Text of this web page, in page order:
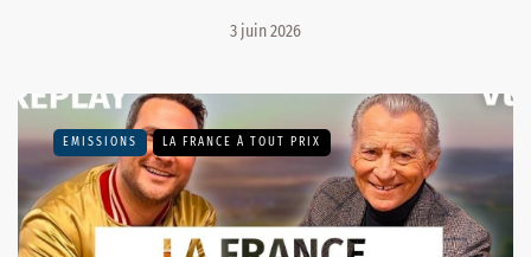
3 juin 2026
EMISSIONS LA FRANCE À TOUT PRIX